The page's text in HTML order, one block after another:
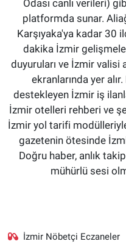
Odası canlı verileri)
platformda sunar.
Karşıyaka'ya kadar 30
dakika İzmir
duyuruları ve İzmir valisi
ekranlarında yer
destekleyen İzmir iş
İzmir otelleri rehberi ve
İzmir yol tarifi
gazetenin ötesinde
Doğru haber, anlık
mühürlü sesi
İzmir Nöbetçi Eczaneler